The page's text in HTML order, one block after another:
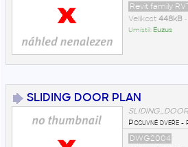
Revit family
Velikost 448kB
Umístil: Euzus
SLIDING DOOR PLAN
Posuvné dveře -
DWG2004